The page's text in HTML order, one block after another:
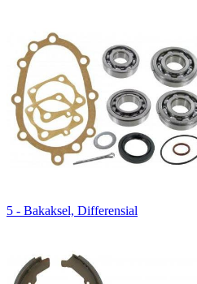
5 - Bakaksel, Differensial